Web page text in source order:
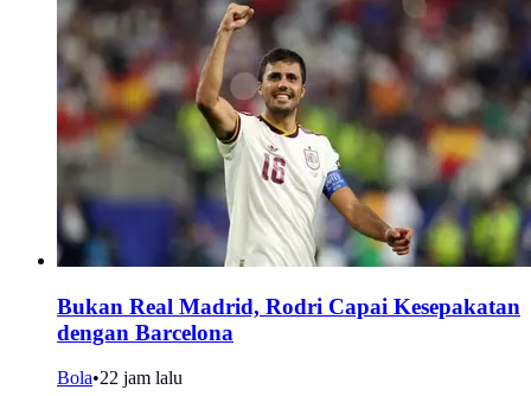
Bukan Real Madrid, Rodri Capai Kesepakatan
dengan Barcelona
Bola•22 jam lalu